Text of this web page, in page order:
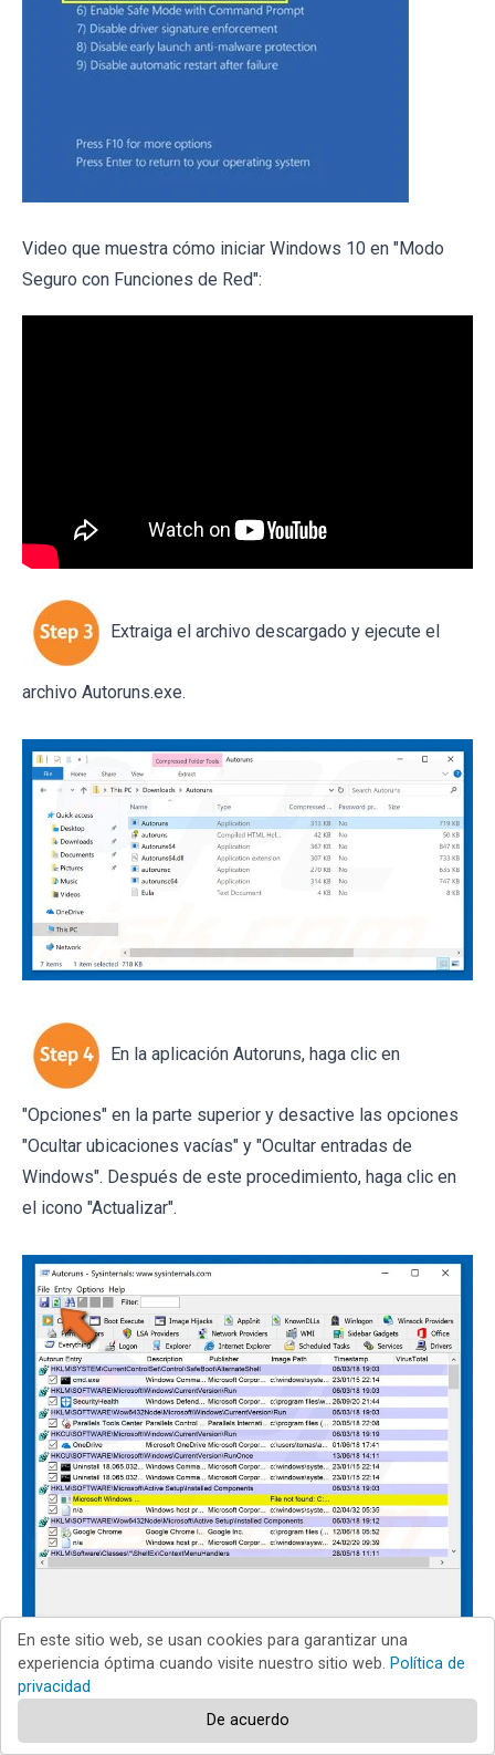
Video que muestra cómo iniciar Windows 10 en "Modo
Seguro con Funciones de Red":
Extraiga el archivo descargado y ejecute el
archivo Autoruns.exe.
En la aplicación Autoruns, haga clic en
"Opciones" en la parte superior y desactive las opciones
"Ocultar ubicaciones vacías" y "Ocultar entradas de
Windows". Después de este procedimiento, haga clic en
el icono "Actualizar".
Consulte la lista provista por la aplicación
En este sitio web, se usan cookies para garantizar una
experiencia óptima cuando visite nuestro sitio web. Política de
privacidad
De acuerdo